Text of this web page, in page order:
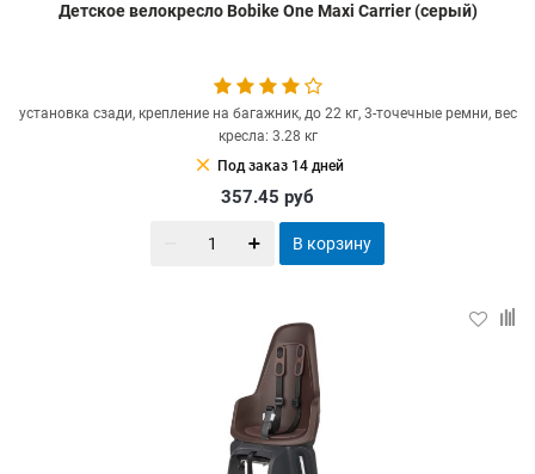
Детское велокресло Bobike One Maxi Carrier (серый)
установка сзади, крепление на багажник, до 22 кг, 3-точечные ремни, вес
кресла: 3.28 кг
clear Под заказ 14 дней
357.45 руб
В корзину